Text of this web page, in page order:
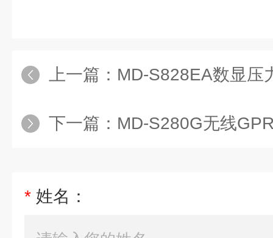
上一篇： MD-S828EA数显压
下一篇： MD-S280G无线GPRS
* 姓名：